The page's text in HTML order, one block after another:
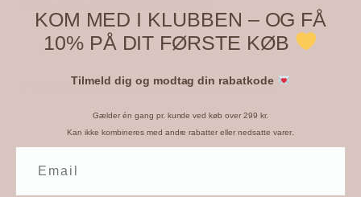
7 værktøjer til at drive en professionel blog
KOM MED I KLUBBEN – OG FÅ
10% PÅ DIT FØRSTE KØB
Tilmeld dig og modtag din rabatkode
Gælder én gang pr. kunde ved køb over 299 kr.
Kan ikke kombineres med andre rabatter eller nedsatte varer.